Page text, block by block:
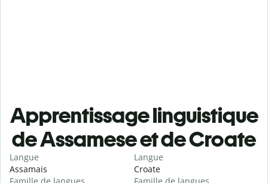
Apprentissage linguistique
de Assamese et de Croate
Langue
Assamais
Langue
Croate